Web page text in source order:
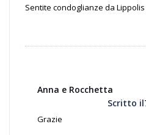
Sentite condoglianze da
Anna e Rocchetta
Scritto
Grazie